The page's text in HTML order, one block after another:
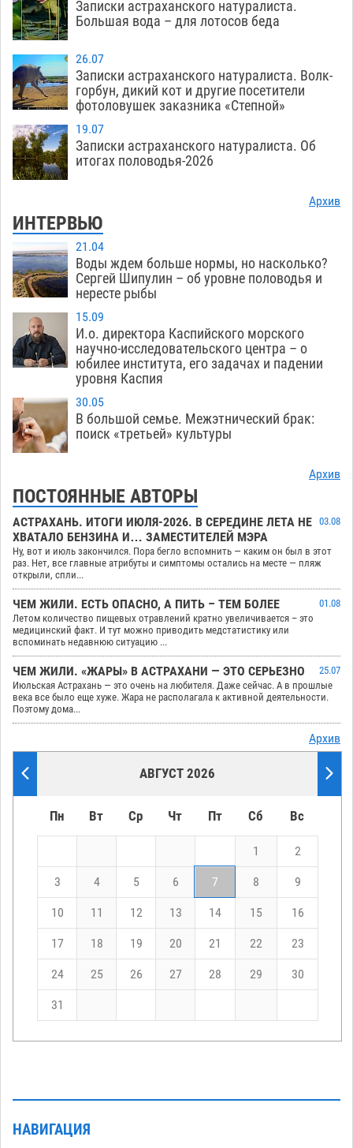
Записки астраханского натуралиста.
Большая вода – для лотосов беда
26.07
Записки астраханского натуралиста. Волк-
горбун, дикий кот и другие посетители
фотоловушек заказника «Степной»
19.07
Записки астраханского натуралиста. Об
итогах половодья-2026
Архив
ИНТЕРВЬЮ
21.04
Воды ждем больше нормы, но насколько?
Сергей Шипулин – об уровне половодья и
нересте рыбы
15.09
И.о. директора Каспийского морского
научно-исследовательского центра – о
юбилее института, его задачах и падении
уровня Каспия
30.05
В большой семье. Межэтнический брак:
поиск «третьей» культуры
Архив
ПОСТОЯННЫЕ АВТОРЫ
АСТРАХАНЬ. ИТОГИ ИЮЛЯ-2026. В СЕРЕДИНЕ ЛЕТА НЕ
ХВАТАЛО БЕНЗИНА И… ЗАМЕСТИТЕЛЕЙ МЭРА
03.08
Ну, вот и июль закончился. Пора бегло вспомнить — каким он был в этот
раз. Нет, все главные атрибуты и симптомы остались на месте — пляж
открыли, спли...
ЧЕМ ЖИЛИ. ЕСТЬ ОПАСНО, А ПИТЬ – ТЕМ БОЛЕЕ
01.08
Летом количество пищевых отравлений кратно увеличивается – это
медицинский факт. И тут можно приводить медстатистику или
вспоминать недавнюю ситуацию ...
ЧЕМ ЖИЛИ. «ЖАРЫ» В АСТРАХАНИ — ЭТО СЕРЬЕЗНО
25.07
Июльская Астрахань — это очень на любителя. Даже сейчас. А в прошлые
века все было еще хуже. Жара не располагала к активной деятельности.
Поэтому дома...
Архив
АВГУСТ 2026
Пн Вт Ср Чт Пт Сб Вс
1 2
3 4 5 6 7 8 9
10 11 12 13 14 15 16
17 18 19 20 21 22 23
24 25 26 27 28 29 30
31
НАВИГАЦИЯ